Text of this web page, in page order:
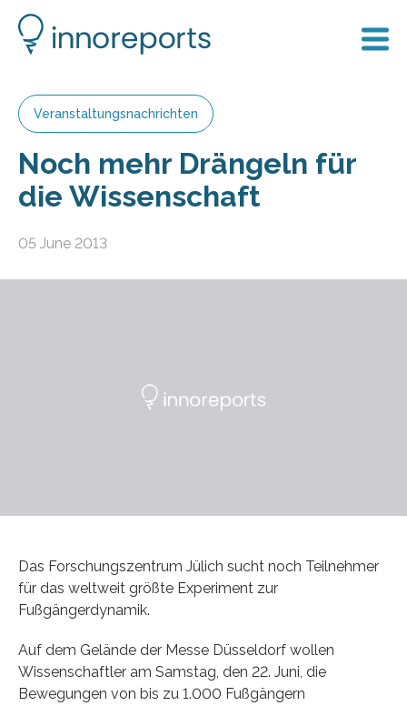
Veranstaltungsnachrichten
Noch mehr Drängeln für
die Wissenschaft
05 June 2013
Das Forschungszentrum Jülich sucht noch Teilnehmer
für das weltweit größte Experiment zur
Fußgängerdynamik.
Auf dem Gelände der Messe Düsseldorf wollen
Wissenschaftler am Samstag, den 22. Juni, die
Bewegungen von bis zu 1.000 Fußgängern